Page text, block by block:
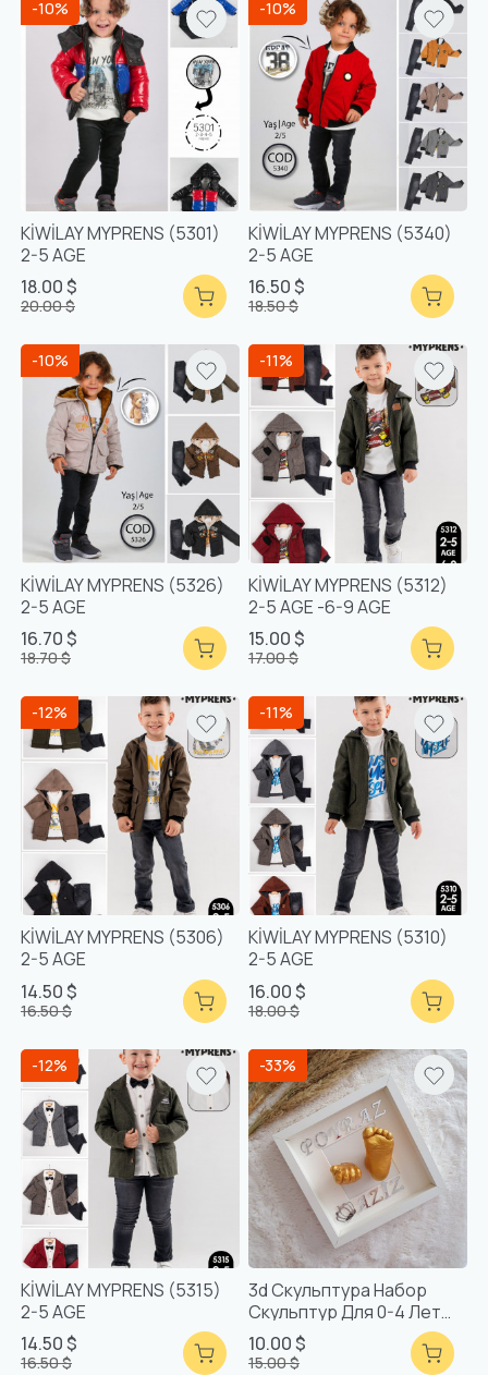
-10%
KİWİLAY MYPRENS (5301)
2-5 AGE
18.00 $
20.00 $
-10%
KİWİLAY MYPRENS (5340)
2-5 AGE
16.50 $
18.50 $
-10%
KİWİLAY MYPRENS (5326)
2-5 AGE
16.70 $
18.70 $
-11%
KİWİLAY MYPRENS (5312)
2-5 AGE -6-9 AGE
15.00 $
17.00 $
-12%
KİWİLAY MYPRENS (5306)
2-5 AGE
14.50 $
16.50 $
-11%
KİWİLAY MYPRENS (5310)
2-5 AGE
16.00 $
18.00 $
-12%
KİWİLAY MYPRENS (5315)
2-5 AGE
14.50 $
16.50 $
-33%
3d Скульптура Набор
Скульптур Для 0-4 Лет
(золотой Цвет)
10.00 $
15.00 $